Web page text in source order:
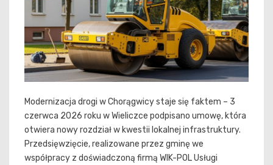
Modernizacja drogi w Chorągwicy staje się faktem – 3
czerwca 2026 roku w Wieliczce podpisano umowę, która
otwiera nowy rozdział w kwestii lokalnej infrastruktury.
Przedsięwzięcie, realizowane przez gminę we
współpracy z doświadczoną firmą WIK-POL Usługi